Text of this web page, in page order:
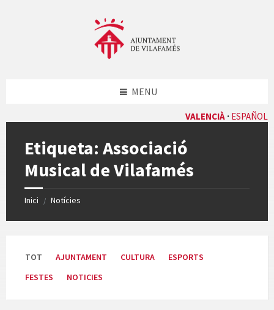
VALENCIÀ ESPAÑOL
MENU
Etiqueta: Associació
Musical de Vilafamés
Inici / Notícies
TOT AJUNTAMENT CULTURA
ESPORTS
FESTES
NOTICIES